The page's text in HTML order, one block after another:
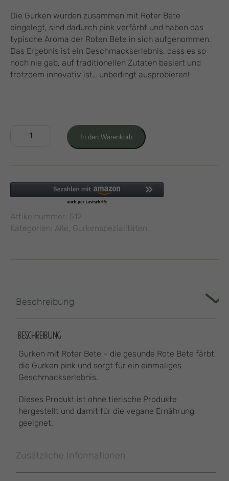
Die Gurken wurden zusammen mit Roter Bete
eingelegt, sind dadurch pink verfärbt und haben das
typische Aroma der Roten Bete in sich aufgenommen.
Das Ergebnis ist ein Geschmackserlebnis, dass es so
noch nie gab, auf traditionellen Zutaten basiert und
trotzdem innovativ ist… unbedingt ausprobieren!
In den Warenkorb
Artikelnummer: 512
Kategorien: Alle, Gurkenspezialitäten
Beschreibung
BESCHREIBUNG
Gurken mit Roter Bete – die gesunde Rote Bete färbt
die Gurken pink und sorgt für ein einmaliges
Geschmackserlebnis.
Dieses Produkt ist ohne tierische Produkte
hergestellt und damit für die vegane Ernährung
geeignet.
Zusätzliche Informationen